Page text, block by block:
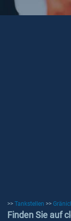
>> Tankstellen >>
Finden Sie auf